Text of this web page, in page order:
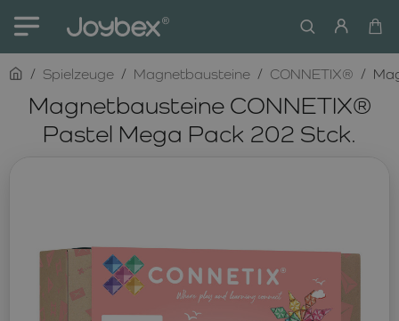
Magnetbausteine CONNETIX®
Pastel Mega Pack 202 Stck.
homeSpielzeuge Magnetbausteine CONNETIX®